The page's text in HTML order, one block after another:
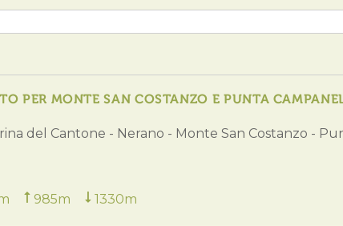
PER MONTE SAN COSTANZO E PUNTA
del Cantone - Nerano - Monte San Costanzo -
985m 1330m